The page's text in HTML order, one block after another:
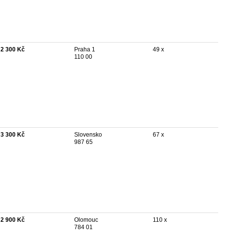
2 300 Kč
Praha 1
110 00
49 x
3 300 Kč
Slovensko
987 65
67 x
2 900 Kč
Olomouc
784 01
110 x